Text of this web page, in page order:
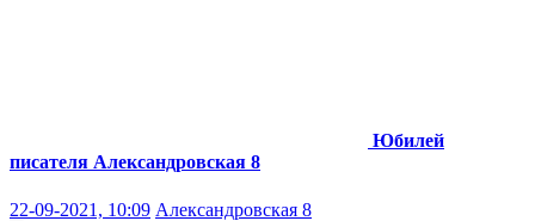
Юбилей
писателя Александровская 8
22-09-2021, 10:09 Александровская 8